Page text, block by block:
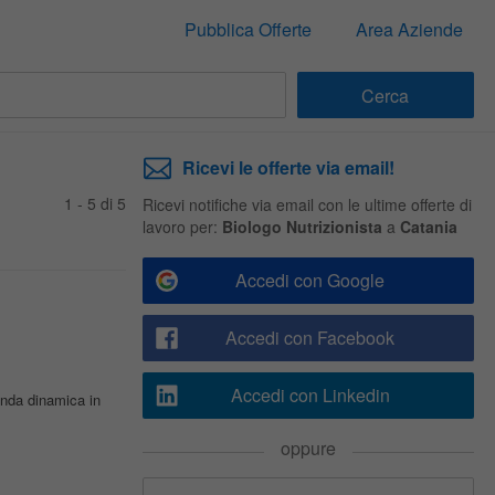
Pubblica Offerte Area Aziende
1 - 5 di 5
dinamica in
Ricevi le offerte via email!
Ricevi notifiche via email con le ultime offerte di
lavoro per: Biologo Nutrizionista a Catania
Accedi con Google
Accedi con Facebook
Accedi con Linkedin
oppure